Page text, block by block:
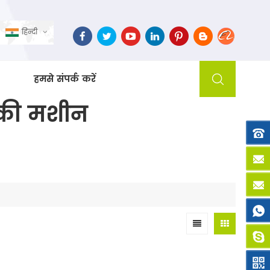
हिन्दी
हमसे संपर्क करें
मशीन